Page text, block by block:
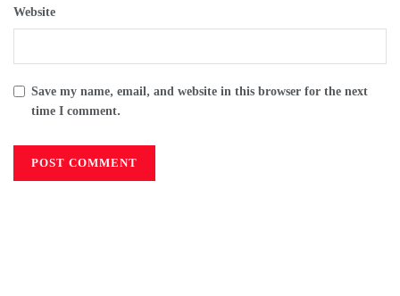
Website
Save my name, email, and website in this browser for the next
time I comment.